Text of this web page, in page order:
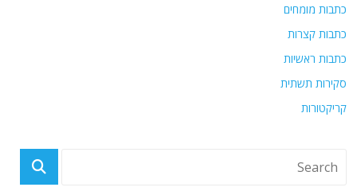
כתבות מומחים
כתבות קצרות
כתבות ראשיות
סקירות תשתית
קריקטורות